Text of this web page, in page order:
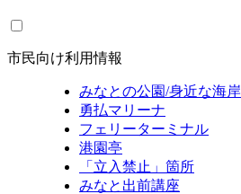
市民向け利用情報
みなとの公園/身近な海岸
勇払マリーナ
フェリーターミナル
港園亭
「立入禁止」箇所
みなと出前講座